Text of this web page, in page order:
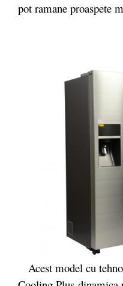
pot ramane proaspete
Acest model cu